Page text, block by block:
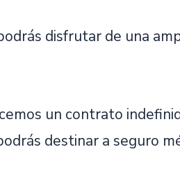
disfrutar de una
un contrato
destinar a seguro